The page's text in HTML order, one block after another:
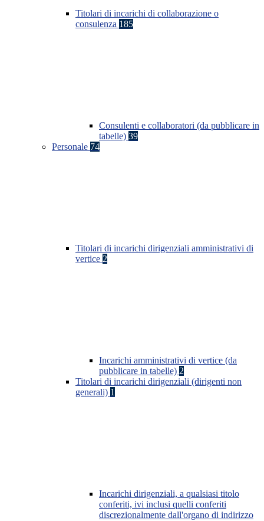
Titolari di incarichi di collaborazione o
consulenza 185
Consulenti e collaboratori (da pubblicare in
tabelle) 39
Personale 74
Titolari di incarichi dirigenziali amministrativi di
vertice 2
Incarichi amministrativi di vertice (da
pubblicare in tabelle) 2
Titolari di incarichi dirigenziali (dirigenti non
generali) 1
Incarichi dirigenziali, a qualsiasi titolo
conferiti, ivi inclusi quelli conferiti
discrezionalmente dall'organo di indirizzo